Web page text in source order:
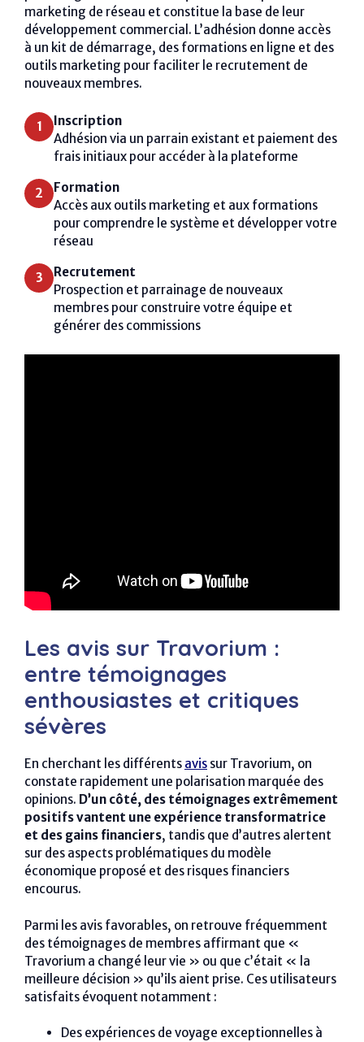
marketing de réseau et constitue la base de leur
développement commercial. L’adhésion donne accès
à un kit de démarrage, des formations en ligne et des
outils marketing pour faciliter le recrutement de
nouveaux membres.
1
Inscription
Adhésion via un parrain existant et paiement des
frais initiaux pour accéder à la plateforme
2
Formation
Accès aux outils marketing et aux formations
pour comprendre le système et développer votre
réseau
3
Recrutement
Prospection et parrainage de nouveaux
membres pour construire votre équipe et
générer des commissions
Les avis sur Travorium :
entre témoignages
enthousiastes et critiques
sévères
En cherchant les différents avis sur Travorium, on
constate rapidement une polarisation marquée des
opinions. D’un côté, des témoignages extrêmement
positifs vantent une expérience transformatrice
et des gains financiers, tandis que d’autres alertent
sur des aspects problématiques du modèle
économique proposé et des risques financiers
encourus.
Parmi les avis favorables, on retrouve fréquemment
des témoignages de membres affirmant que «
Travorium a changé leur vie » ou que c’était « la
meilleure décision » qu’ils aient prise. Ces utilisateurs
satisfaits évoquent notamment :
Des expériences de voyage exceptionnelles à